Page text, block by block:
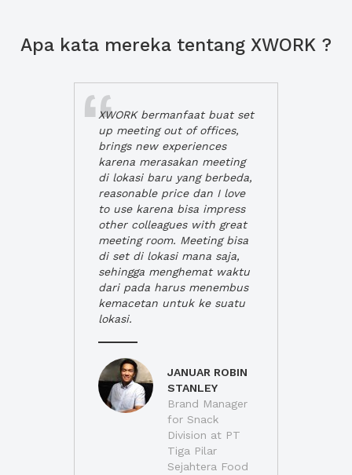
Apa kata mereka tentang XWORK ?
XWORK bermanfaat buat set
up meeting out of offices,
brings new experiences
karena merasakan meeting
di lokasi baru yang berbeda,
reasonable price dan I love
to use karena bisa impress
other colleagues with great
meeting room. Meeting bisa
di set di lokasi mana saja,
sehingga menghemat waktu
dari pada harus menembus
kemacetan untuk ke suatu
lokasi.
JANUAR ROBIN
STANLEY
Brand Manager
for Snack
Division at PT
Tiga Pilar
Sejahtera Food